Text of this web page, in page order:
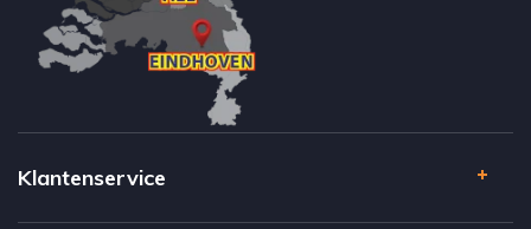
Klantenservice